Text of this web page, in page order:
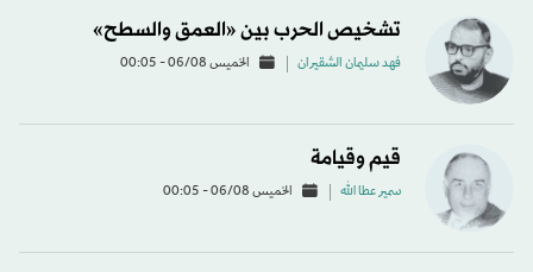
تشخيص الحرب بين «العمق والسطح»
فهد سليمان الشقيران الخميس 06/08 - 00:05
قيم وقيامة
سمير عطا الله الخميس 06/08 - 00:05